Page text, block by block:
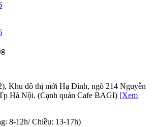
Khu đô thị mới Hạ Đình, ngõ 214 Nguyễn
Hà Nội. (Cạnh quán Cafe BAGI) [Xem
8-12h/ Chiều: 13-17h)